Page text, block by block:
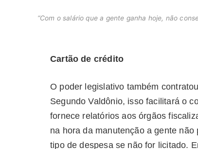
“Com o salário que a gente ganha hoje, não
Cartão de crédito
O poder legislativo também
Segundo Valdônio, isso facilitará o
fornece relatórios aos órgãos
na hora da manutenção a gente
tipo de despesa se não for licitado.